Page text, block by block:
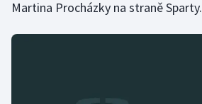
Stolní tenis
Martina Procházky na straně Sparty.